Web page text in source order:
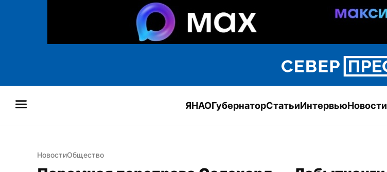
ЯНАОГубернаторСтатьиИнтервьюНовости
НовостиОбщество